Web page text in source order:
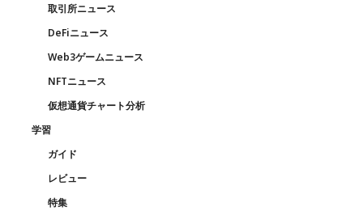
取引所ニュース
DeFiニュース
Web3ゲームニュース
NFTニュース
仮想通貨チャート分析
学習
ガイド
レビュー
特集